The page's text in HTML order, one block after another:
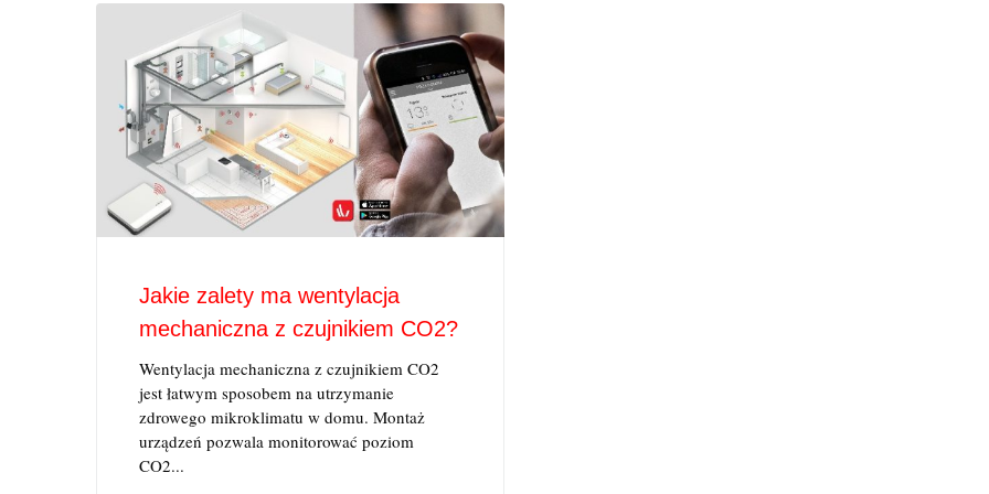
Jakie zalety ma wentylacja
mechaniczna z czujnikiem CO2?
Wentylacja mechaniczna z czujnikiem CO2
jest łatwym sposobem na utrzymanie
zdrowego mikroklimatu w domu. Montaż
urządzeń pozwala monitorować poziom
CO2...